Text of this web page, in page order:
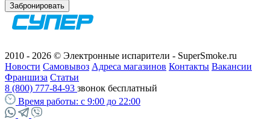
Забронировать
2010 - 2026 © Электронные испарители - SuperSmoke.ru
Новости Самовывоз Адреса магазинов Контакты Вакансии
Франшиза Статьи
8 (800) 777-84-93 звонок бесплатный
Время работы: с 9:00 до 22:00